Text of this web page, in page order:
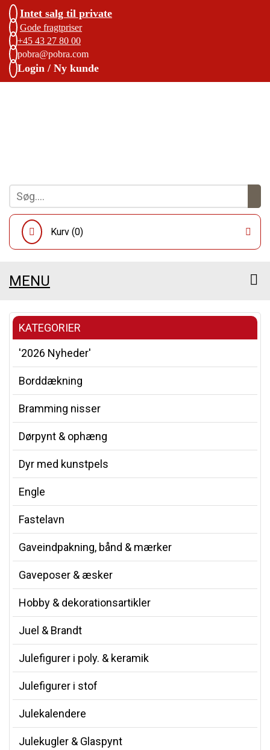
Intet salg til private
Gode fragtpriser
+45 43 27 80 00
pobra@pobra.com
Login / Ny kunde
Kurv (0)
MENU
KATEGORIER
'2026 Nyheder'
Borddækning
Bramming nisser
Dørpynt & ophæng
Dyr med kunstpels
Engle
Fastelavn
Gaveindpakning, bånd & mærker
Gaveposer & æsker
Hobby & dekorationsartikler
Juel & Brandt
Julefigurer i poly. & keramik
Julefigurer i stof
Julekalendere
Julekugler & Glaspynt